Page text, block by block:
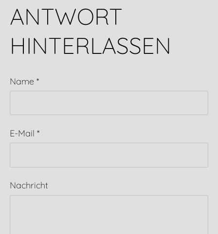
ANTWORT
HINTERLASSEN
Name *
E-Mail *
Nachricht